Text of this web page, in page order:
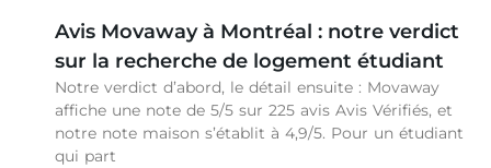
Avis Movaway à Montréal : notre verdict
sur la recherche de logement étudiant
Notre verdict d’abord, le détail ensuite : Movaway
affiche une note de 5/5 sur 225 avis Avis Vérifiés, et
notre note maison s’établit à 4,9/5. Pour un étudiant
qui part